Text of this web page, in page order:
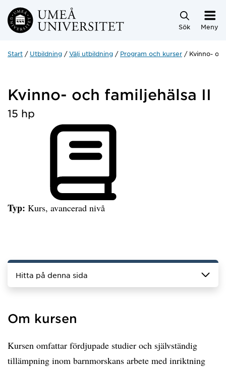
Hoppa direkt till innehållet
Sök Meny
Start Utbildning Välj utbildning Program och kurser Kvinno-
Kvinno- och familjehälsa II
15 hp
Typ: Kurs, avancerad nivå
Hitta på denna sida
Om kursen
Kursen omfattar fördjupade studier och självständig
tillämpning inom barnmorskans arbete med inriktning